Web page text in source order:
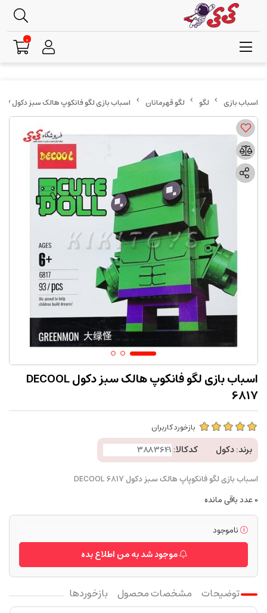
لگو لگو قهرمانان اسباب بازی لگو فانکوپ هالک سبز دکول DECOOL 6817
اسباب بازی لگو فانکوپ هالک سبز دکول DECOOL
6817
بازخورد کاربران
برند:دکول کدکالا:
اسباب بازی لگو فانکوپاپ هالک سبز دکول DECOOL 6817
0عدد باقی مانده
ناموجود
موجود شد به من اطلاع بده
توضیحات مشخصات محصول بازخوردها
0